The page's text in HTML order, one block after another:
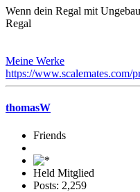
Wenn dein Regal mit
Regal
Meine Werke
https://www.scalemates.com/
thomasW
Friends
Held Mitglied
Posts: 2,259